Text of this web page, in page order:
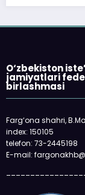
O‘zbekiston
jamiyatlari
birlashmasi
Farg‘ona shahri,
index: 150105
telefon: 73-2445198
E-mail: